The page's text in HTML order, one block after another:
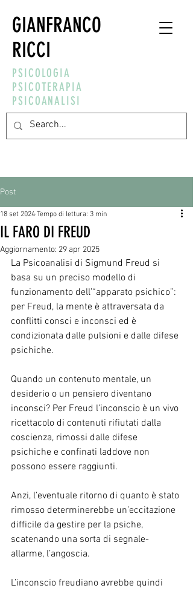
GIANFRANCO
RICCI
PSICOLOGIA
PSICOTERAPIA
PSICOANALISI
Post
IL FARO DI FREUD
18 set 2024 Tempo di lettura: 3 min
Aggiornamento: 29 apr 2025
La Psicoanalisi di Sigmund Freud si
basa su un preciso modello di
funzionamento dell’“apparato psichico”:
per Freud, la mente è attraversata da
conflitti consci e inconsci ed è
condizionata dalle pulsioni e dalle difese
psichiche.
Quando un contenuto mentale, un
desiderio o un pensiero diventano
inconsci? Per Freud l’inconscio è un vivo
ricettacolo di contenuti rifiutati dalla
coscienza, rimossi dalle difese
psichiche e confinati laddove non
possono essere raggiunti.
Anzi, l’eventuale ritorno di quanto è stato
rimosso determinerebbe un’eccitazione
difficile da gestire per la psiche,
scatenando una sorta di segnale-
allarme, l’angoscia.
L’inconscio freudiano avrebbe quindi